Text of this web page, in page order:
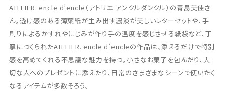
ATELIER. encle d’encle（アトリエ アンクルダンクル）の青島美佳さ
ん。透け感のある薄葉紙が生み出す濃淡が美しいレターセットや、手
刷りによるかすれやにじみが作り手の温度を感じさせる紙袋など、丁
寧につくられたATELIER. encle d’encleの作品は、添えるだけで特別
感を高めてくれる不思議な魅力を持つ。小さなお菓子を包んだり、大
切な人へのプレゼントに添えたり、日常のさまざまなシーンで使いたく
なるアイテムが多数そろう。